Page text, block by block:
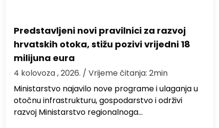
Predstavljeni novi pravilnici za razvoj
hrvatskih otoka, stižu pozivi vrijedni 18
milijuna eura
4 kolovoza , 2026. / Vrijeme čitanja: 2min
Ministarstvo najavilo nove programe i ulaganja u
otočnu infrastrukturu, gospodarstvo i održivi
razvoj Ministarstvo regionalnoga…